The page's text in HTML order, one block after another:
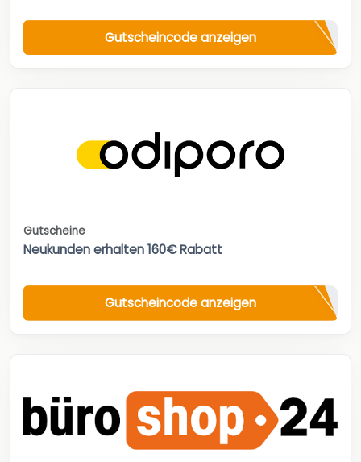
Gutscheincode anzeigen
Gutscheine
Neukunden erhalten 160€ Rabatt
Gutscheincode anzeigen